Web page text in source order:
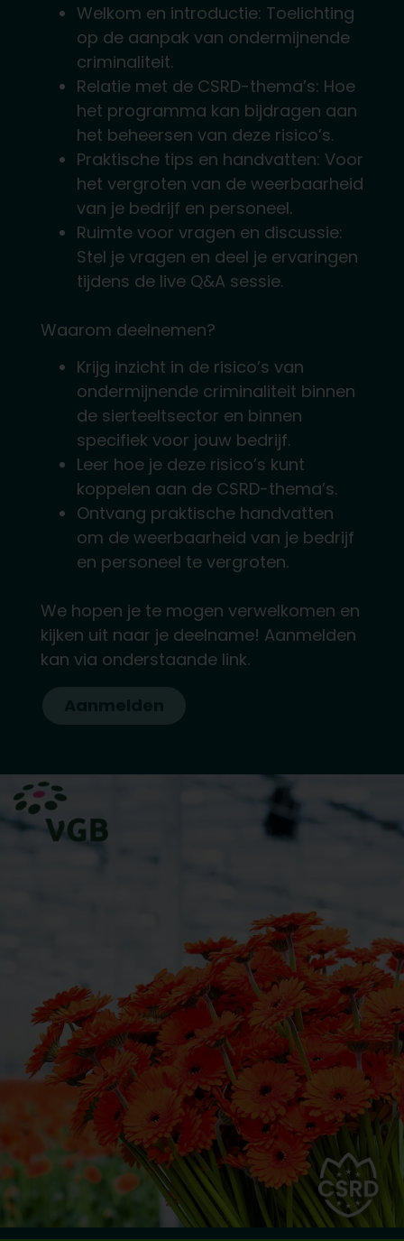
Welkom en introductie: Toelichting
op de aanpak van ondermijnende
criminaliteit.
Relatie met de CSRD-thema’s: Hoe
het programma kan bijdragen aan
het beheersen van deze risico’s.
Praktische tips en handvatten: Voor
het vergroten van de weerbaarheid
van je bedrijf en personeel.
Ruimte voor vragen en discussie:
Stel je vragen en deel je ervaringen
tijdens de live Q&A sessie.
Waarom deelnemen?
Krijg inzicht in de risico’s van
ondermijnende criminaliteit binnen
de sierteeltsector en binnen
specifiek voor jouw bedrijf.
Leer hoe je deze risico’s kunt
koppelen aan de CSRD-thema’s.
Ontvang praktische handvatten
om de weerbaarheid van je bedrijf
en personeel te vergroten.
We hopen je te mogen verwelkomen en
kijken uit naar je deelname! Aanmelden
kan via onderstaande link.